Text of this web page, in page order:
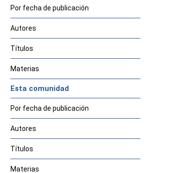
Por fecha de publicación
Autores
Títulos
Materias
Esta comunidad
Por fecha de publicación
Autores
Títulos
Materias